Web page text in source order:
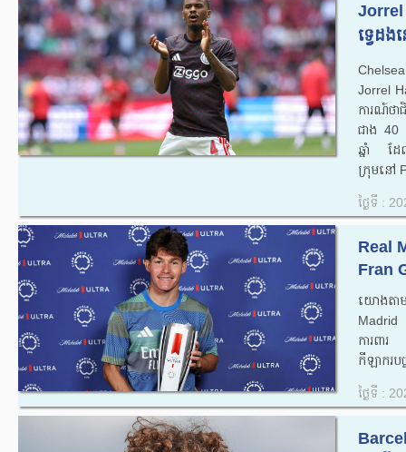
Jorrel
ទ្វេដ
Jorrel
ការណ៍ថា
ជាង 40
ឆ្នាំ ដែ
ក្រុមនៅ
ថ្ងៃទី :
Real
Fran
យោងតា
Madrid
ការពា
កីឡាករបច្
ថ្ងៃទី :